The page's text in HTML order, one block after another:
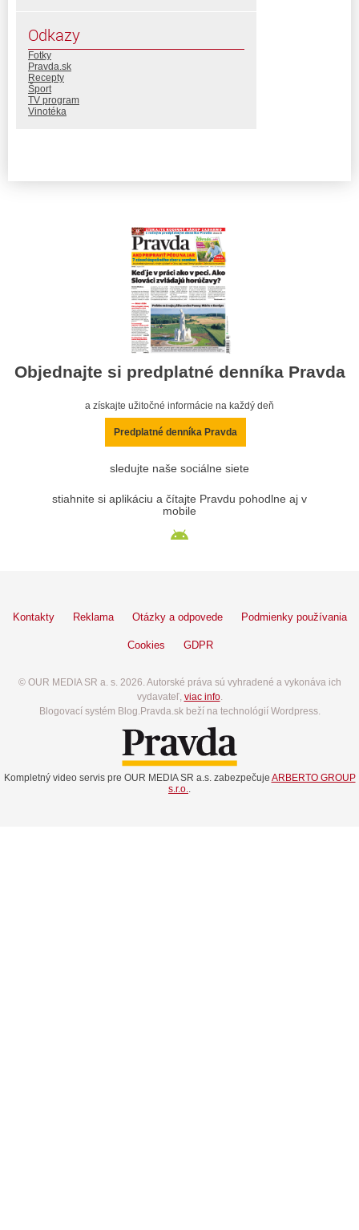
Odkazy
Fotky
Pravda.sk
Recepty
Šport
TV program
Vinotéka
Objednajte si predplatné denníka Pravda
a získajte užitočné informácie na každý deň
Predplatné denníka Pravda
sledujte naše sociálne siete
stiahnite si aplikáciu a čítajte Pravdu pohodlne aj v
mobile
Kontakty Reklama Otázky a odpovede Podmienky používania
Cookies GDPR
© OUR MEDIA SR a. s. 2026. Autorské práva sú vyhradené a vykonáva ich
vydavateľ, viac info.
Blogovací systém Blog.Pravda.sk beží na technológií Wordpress.
Kompletný video servis pre OUR MEDIA SR a.s. zabezpečuje ARBERTO GROUP
s.r.o..